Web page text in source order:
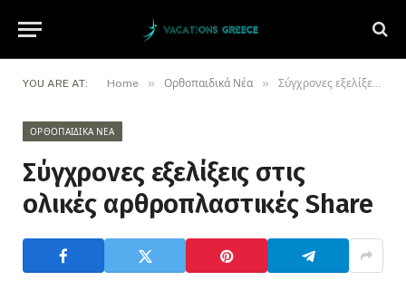
YOU ARE AT: Home » Ορθοπαιδικά Νέα » Σύγχρονες εξελίξεις στις ολικές αρθροπλαστικές Share
ΟΡΘΟΠΑΙΔΙΚΆ ΝΈΑ
Σύγχρονες εξελίξεις στις
ολικές αρθροπλαστικές Share